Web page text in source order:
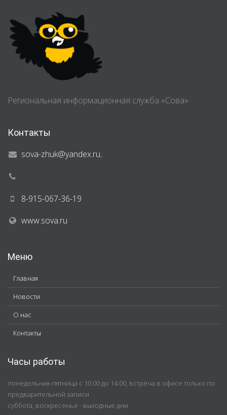
Региональная информационная служба «Сова»
Контакты
sova-zhuk@yandex.ru,
8-915-067-36-19
www.sova.ru
Меню
Главная
Новости
О нас
Контакты
Часы работы
понедельник-пятница с 10.00 до 14.00, встреча в офисе только по
предварительной записи
суббота, воскресенье - выходные дни